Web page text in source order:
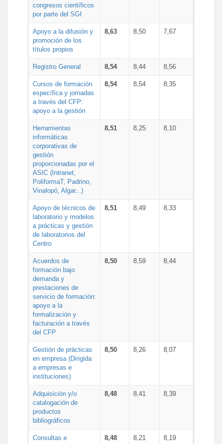
congresos científicos
por parte del SGI
Apoyo a la difusión y
promoción de los
títulos propios
8,63 8,50 7,67
Registro General 8,54 8,44 8,56
Cursos de formación
específica y jornadas
a través del CFP:
apoyo a la gestión
8,54 8,54 8,35
Herramientas
informáticas
corporativas de
gestión
proporcionadas por el
ASIC (Intranet,
PoliformaT, Padrino,
Vinalopó, Algar...)
8,51 8,25 8,10
Apoyo de técnicos de
laboratorio y modelos
a prácticas y gestión
de laboratorios del
Centro
8,51 8,49 8,33
Acuerdos de
formación bajo
demanda y
prestaciones de
servicio de formación:
apoyo a la
formalización y
facturación a través
del CFP
8,50 8,59 8,44
Gestión de prácticas
en empresa (Dirigida
a empresas e
instituciones)
8,50 8,26 8,07
Adquisición y/o
catalogación de
productos
bibliográficos
8,48 8,41 8,39
Consultas e
8,48 8,21 8,19